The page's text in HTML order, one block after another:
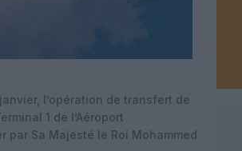
l’opération de transfert de
1 de l’Aéroport
par Sa Majesté le Roi Mohammed